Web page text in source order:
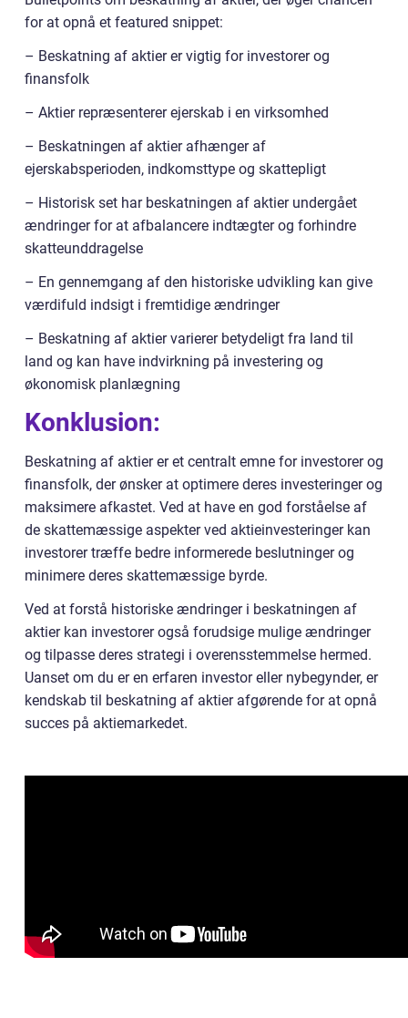
for at opnå et featured snippet:
– Beskatning af aktier er vigtig for investorer og
finansfolk
– Aktier repræsenterer ejerskab i en virksomhed
– Beskatningen af aktier afhænger af
ejerskabsperioden, indkomsttype og skattepligt
– Historisk set har beskatningen af aktier undergået
ændringer for at afbalancere indtægter og forhindre
skatteunddragelse
– En gennemgang af den historiske udvikling kan give
værdifuld indsigt i fremtidige ændringer
– Beskatning af aktier varierer betydeligt fra land til
land og kan have indvirkning på investering og
økonomisk planlægning
Konklusion:
Beskatning af aktier er et centralt emne for investorer og
finansfolk, der ønsker at optimere deres investeringer og
maksimere afkastet. Ved at have en god forståelse af
de skattemæssige aspekter ved aktieinvesteringer kan
investorer træffe bedre informerede beslutninger og
minimere deres skattemæssige byrde.
Ved at forstå historiske ændringer i beskatningen af
aktier kan investorer også forudsige mulige ændringer
og tilpasse deres strategi i overensstemmelse hermed.
Uanset om du er en erfaren investor eller nybegynder, er
kendskab til beskatning af aktier afgørende for at opnå
succes på aktiemarkedet.